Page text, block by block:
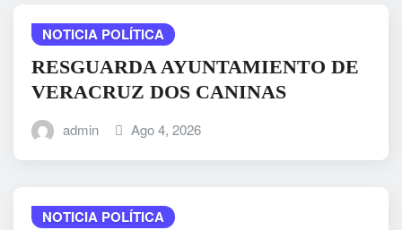
NOTICIA POLÍTICA
RESGUARDA AYUNTAMIENTO DE
VERACRUZ DOS CANINAS
admin Ago 4, 2026
NOTICIA POLÍTICA